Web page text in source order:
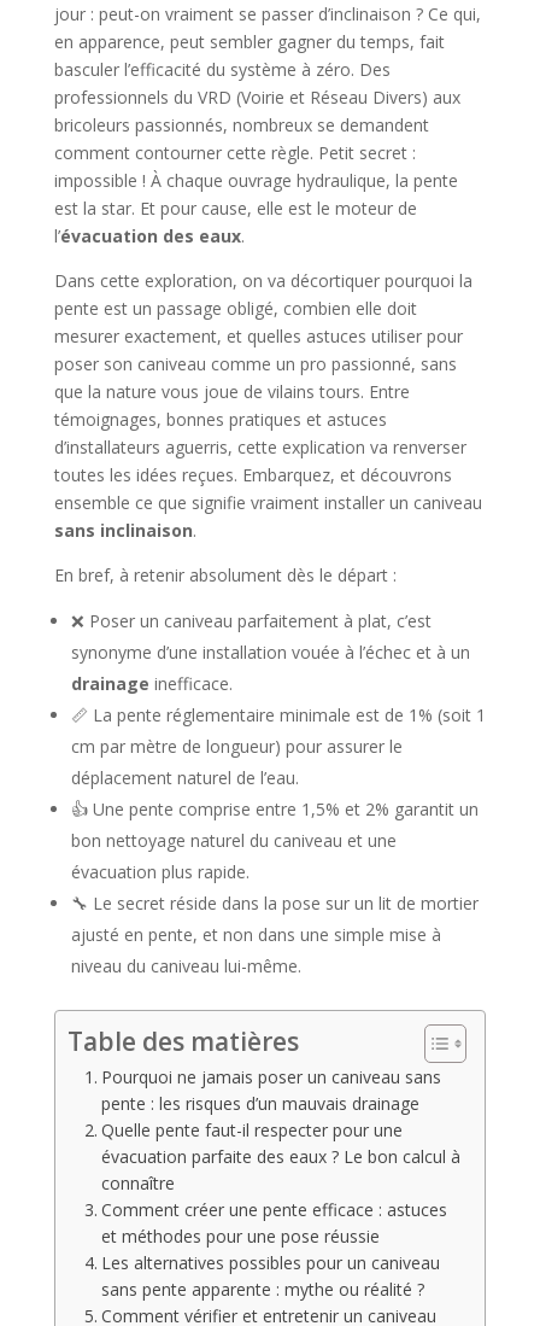
jour : peut-on vraiment se passer d’inclinaison ? Ce qui,
en apparence, peut sembler gagner du temps, fait
basculer l’efficacité du système à zéro. Des
professionnels du VRD (Voirie et Réseau Divers) aux
bricoleurs passionnés, nombreux se demandent
comment contourner cette règle. Petit secret :
impossible ! À chaque ouvrage hydraulique, la pente
est la star. Et pour cause, elle est le moteur de
l’évacuation des eaux.
Dans cette exploration, on va décortiquer pourquoi la
pente est un passage obligé, combien elle doit
mesurer exactement, et quelles astuces utiliser pour
poser son caniveau comme un pro passionné, sans
que la nature vous joue de vilains tours. Entre
témoignages, bonnes pratiques et astuces
d’installateurs aguerris, cette explication va renverser
toutes les idées reçues. Embarquez, et découvrons
ensemble ce que signifie vraiment installer un caniveau
sans inclinaison.
En bref, à retenir absolument dès le départ :
❌ Poser un caniveau parfaitement à plat, c’est
synonyme d’une installation vouée à l’échec et à un
drainage inefficace.
📏 La pente réglementaire minimale est de 1% (soit 1
cm par mètre de longueur) pour assurer le
déplacement naturel de l’eau.
👍 Une pente comprise entre 1,5% et 2% garantit un
bon nettoyage naturel du caniveau et une
évacuation plus rapide.
🔧 Le secret réside dans la pose sur un lit de mortier
ajusté en pente, et non dans une simple mise à
niveau du caniveau lui-même.
Table des matières
Pourquoi ne jamais poser un caniveau sans
pente : les risques d’un mauvais drainage
Quelle pente faut-il respecter pour une
évacuation parfaite des eaux ? Le bon calcul à
connaître
Comment créer une pente efficace : astuces
et méthodes pour une pose réussie
Les alternatives possibles pour un caniveau
sans pente apparente : mythe ou réalité ?
Comment vérifier et entretenir un caniveau